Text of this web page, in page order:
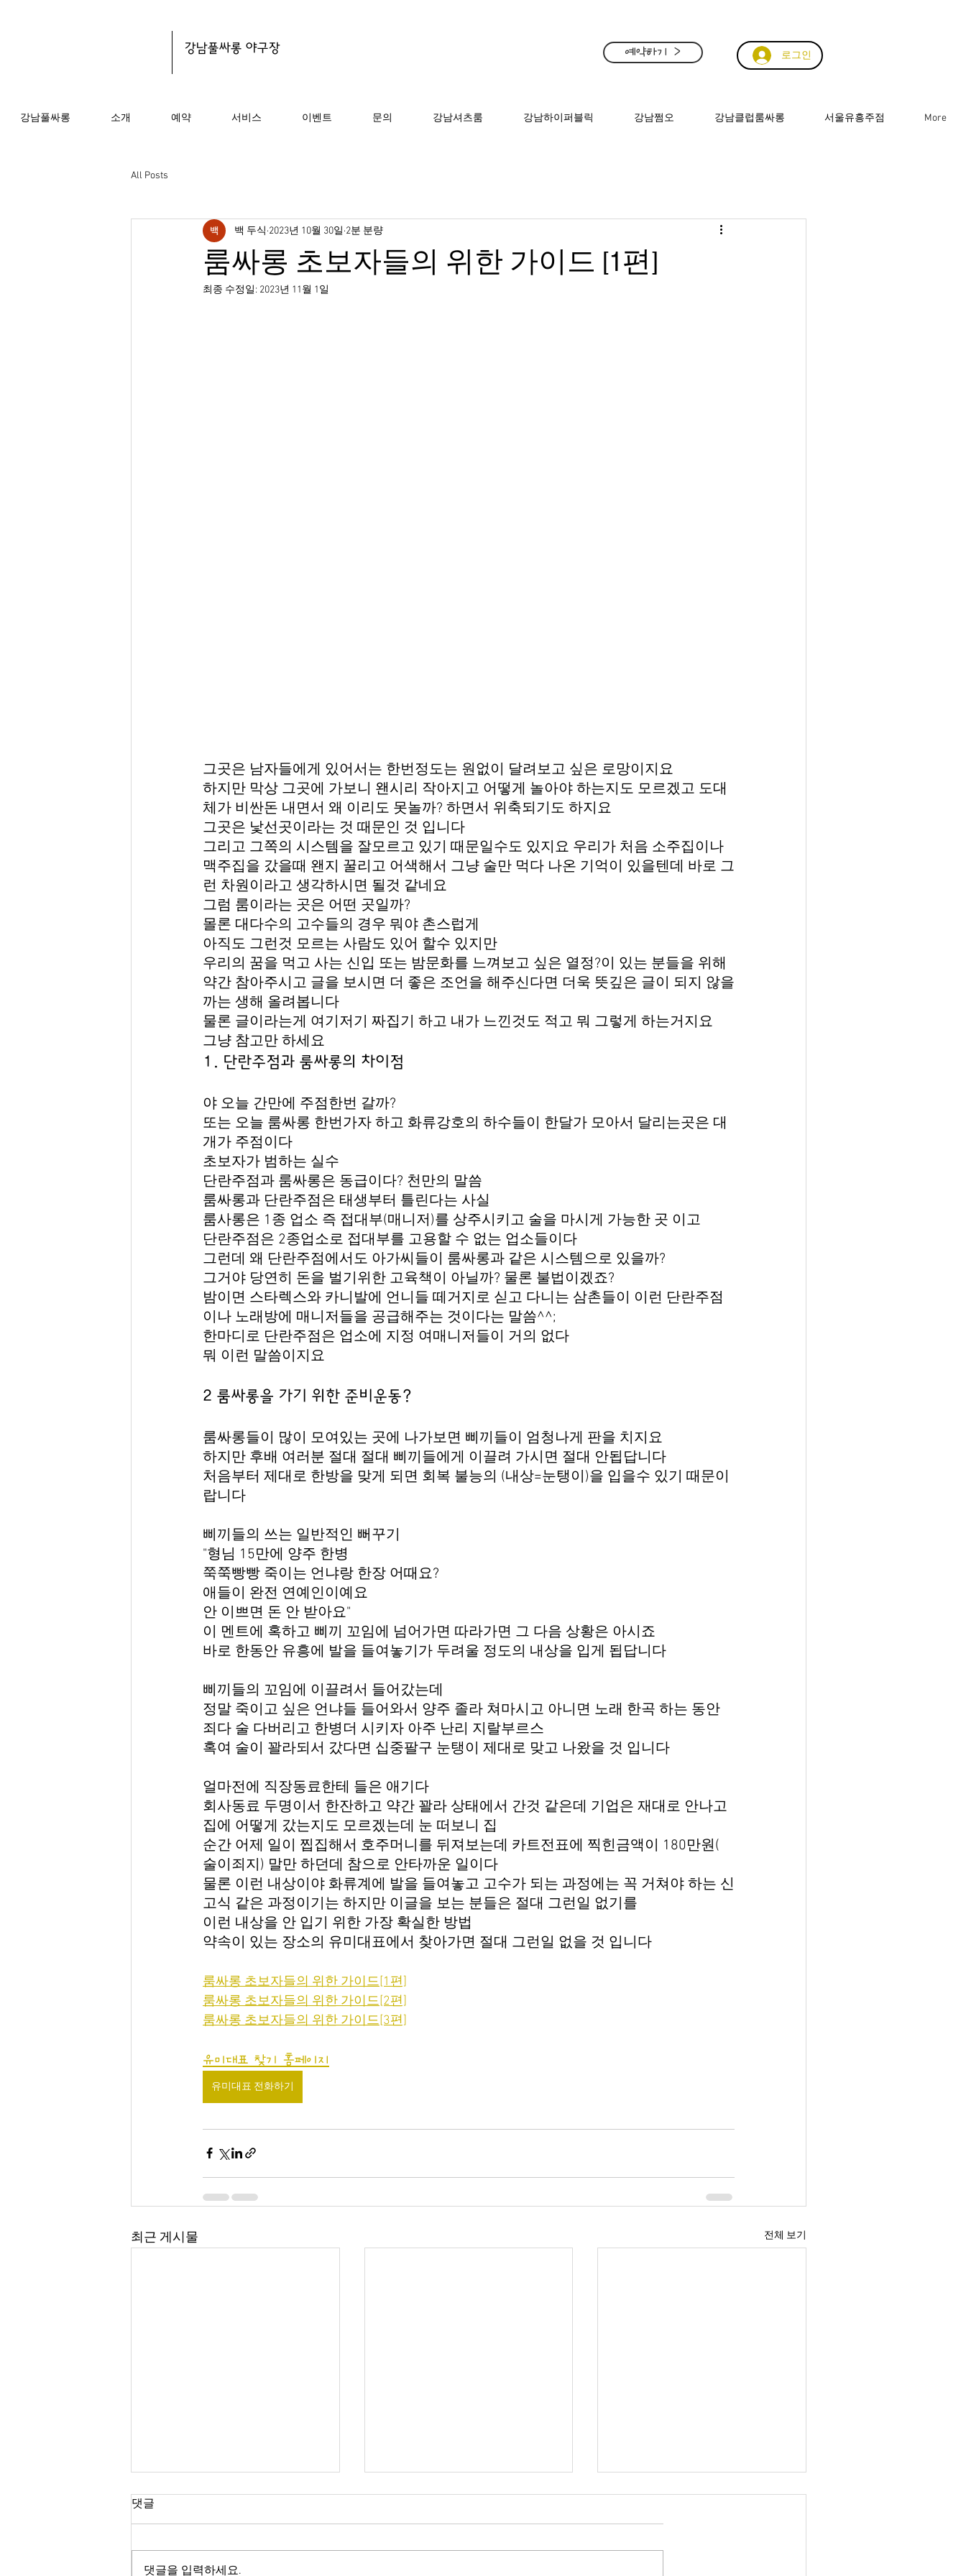
​강남풀싸롱 야구장 예약하기 > 로그인
강남풀싸롱 소개 예약 서비스 이벤트 문의 강남셔츠룸 강남하이퍼블릭 강남쩜오 강남클럽룸싸롱 서울유흥주점 More
All Posts
룸싸롱 초보자들의 위한 가이드 [1편]
백 두식 2023년 10월 30일 2분 분량
최종 수정일: 2023년 11월 1일
그곳은 남자들에게 있어서는 한번정도는 원없이 달려보고 싶은 로망이지요
하지만 막상 그곳에 가보니 왠시리 작아지고 어떻게 놀아야 하는지도 모르겠고 도대
체가 비싼돈 내면서 왜 이리도 못놀까? 하면서 위축되기도 하지요
그곳은 낯선곳이라는 것 때문인 것 입니다
그리고 그쪽의 시스템을 잘모르고 있기 때문일수도 있지요 우리가 처음 소주집이나
맥주집을 갔을때 왠지 꿀리고 어색해서 그냥 술만 먹다 나온 기억이 있을텐데 바로 그
런 차원이라고 생각하시면 될것 같네요
그럼 룸이라는 곳은 어떤 곳일까?
몰론 대다수의 고수들의 경우 뭐야 촌스럽게
아직도 그런것 모르는 사람도 있어 할수 있지만
우리의 꿈을 먹고 사는 신입 또는 밤문화를 느껴보고 싶은 열정?이 있는 분들을 위해
약간 참아주시고 글을 보시면 더 좋은 조언을 해주신다면 더욱 뜻깊은 글이 되지 않을
까는 생해 올려봅니다
물론 글이라는게 여기저기 짜집기 하고 내가 느낀것도 적고 뭐 그렇게 하는거지요
그냥 참고만 하세요
1. 단란주점과 룸싸롱의 차이점
야 오늘 간만에 주점한번 갈까?
또는 오늘 룸싸롱 한번가자 하고 화류강호의 하수들이 한달가 모아서 달리는곳은 대
개가 주점이다
초보자가 범하는 실수
단란주점과 룸싸롱은 동급이다? 천만의 말씀
룸싸롱과 단란주점은 태생부터 틀린다는 사실
룸사롱은 1종 업소 즉 접대부(매니저)를 상주시키고 술을 마시게 가능한 곳 이고
단란주점은 2종업소로 접대부를 고용할 수 없는 업소들이다
그런데 왜 단란주점에서도 아가씨들이 룸싸롱과 같은 시스템으로 있을까?
그거야 당연히 돈을 벌기위한 고육책이 아닐까? 물론 불법이겠죠?
밤이면 스타렉스와 카니발에 언니들 떼거지로 싣고 다니는 삼촌들이 이런 단란주점
이나 노래방에 매니저들을 공급해주는 것이다는 말씀^^;
한마디로 단란주점은 업소에 지정 여매니저들이 거의 없다
뭐 이런 말씀이지요
2 룸싸롱을 가기 위한 준비운동?
룸싸롱들이 많이 모여있는 곳에 나가보면 삐끼들이 엄청나게 판을 치지요
하지만 후배 여러분 절대 절대 삐끼들에게 이끌려 가시면 절대 안됩답니다
처음부터 제대로 한방을 맞게 되면 회복 불능의 (내상=눈탱이)을 입을수 있기 때문이
랍니다
삐끼들의 쓰는 일반적인 뻐꾸기
"형님 15만에 양주 한병
쭉쭉빵빵 죽이는 언냐랑 한장 어때요?
애들이 완전 연예인이예요
안 이쁘면 돈 안 받아요"
이 멘트에 혹하고 삐끼 꼬임에 넘어가면 따라가면 그 다음 상황은 아시죠
바로 한동안 유흥에 발을 들여놓기가 두려울 정도의 내상을 입게 됩답니다
삐끼들의 꼬임에 이끌려서 들어갔는데
정말 죽이고 싶은 언냐들 들어와서 양주 졸라 쳐마시고 아니면 노래 한곡 하는 동안
죄다 술 다버리고 한병더 시키자 아주 난리 지랄부르스
혹여 술이 꽐라되서 갔다면 십중팔구 눈탱이 제대로 맞고 나왔을 것 입니다
얼마전에 직장동료한테 들은 애기다
회사동료 두명이서 한잔하고 약간 꽐라 상태에서 간것 같은데 기업은 재대로 안나고
집에 어떻게 갔는지도 모르겠는데 눈 떠보니 집
순간 어제 일이 찝집해서 호주머니를 뒤져보는데 카트전표에 찍힌금액이 180만원(
술이죄지) 말만 하던데 참으로 안타까운 일이다
물론 이런 내상이야 화류계에 발을 들여놓고 고수가 되는 과정에는 꼭 거쳐야 하는 신
고식 같은 과정이기는 하지만 이글을 보는 분들은 절대 그런일 없기를
이런 내상을 안 입기 위한 가장 확실한 방법
약속이 있는 장소의 유미대표에서 찾아가면 절대 그런일 없을 것 입니다
룸싸롱 초보자들의 위한 가이드[1편]
룸싸롱 초보자들의 위한 가이드[2편]
룸싸롱 초보자들의 위한 가이드[3편]
유미대표 찾기 홈페이지
유미대표 전화하기
최근 게시물 전체 보기
댓글
댓글을 입력하세요.